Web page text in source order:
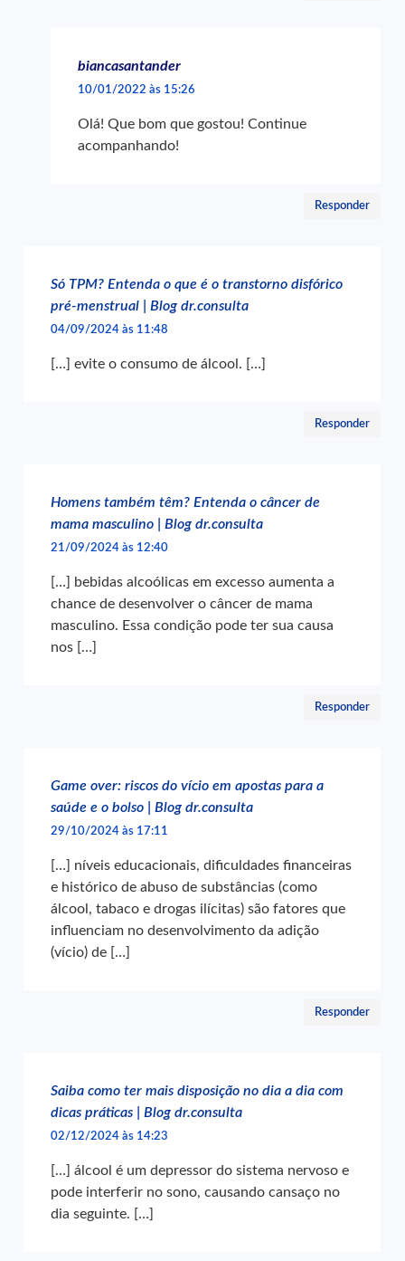
biancasantander
10/01/2022 às 15:26
Olá! Que bom que gostou! Continue
acompanhando!
Responder
Só TPM? Entenda o que é o transtorno disfórico
pré-menstrual | Blog dr.consulta
04/09/2024 às 11:48
[…] evite o consumo de álcool. […]
Responder
Homens também têm? Entenda o câncer de
mama masculino | Blog dr.consulta
21/09/2024 às 12:40
[…] bebidas alcoólicas em excesso aumenta a
chance de desenvolver o câncer de mama
masculino. Essa condição pode ter sua causa
nos […]
Responder
Game over: riscos do vício em apostas para a
saúde e o bolso | Blog dr.consulta
29/10/2024 às 17:11
[…] níveis educacionais, dificuldades financeiras
e histórico de abuso de substâncias (como
álcool, tabaco e drogas ilícitas) são fatores que
influenciam no desenvolvimento da adição
(vício) de […]
Responder
Saiba como ter mais disposição no dia a dia com
dicas práticas | Blog dr.consulta
02/12/2024 às 14:23
[…] álcool é um depressor do sistema nervoso e
pode interferir no sono, causando cansaço no
dia seguinte. […]